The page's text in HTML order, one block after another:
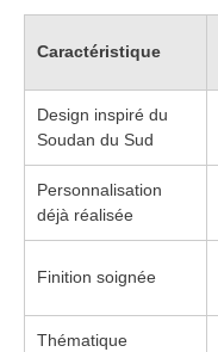
Caractéristique
Design inspiré du
Soudan du Sud
Personnalisation
déjà réalisée
Finition soignée
Thématique